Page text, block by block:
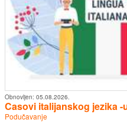
Obnovljen: 05.08.2026.
Casovi italijanskog jezika
Podučavanje